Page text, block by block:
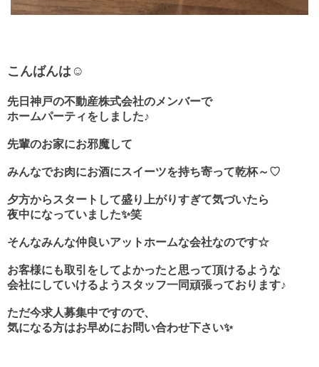
こんばんは☺
先日神戸の不動産株式会社のメンバーで
ホームパーティをしました♪
先輩のお家にお邪魔して
みんなでお肉にお酒にスイーツを持ち寄って乾杯～♡
夕方からスタートして盛り上がりすぎて気づいたら
夜中になっていました✨笑
そんなみんな仲良いアットホームな会社なのです☆
お客様にも取引をしてよかったと思って頂けるような
会社にしていけるよう スタッフ一同頑張っております♪
ただ今求人募集中ですので、
気になる方はお早めにお問い合わせ下さい✨